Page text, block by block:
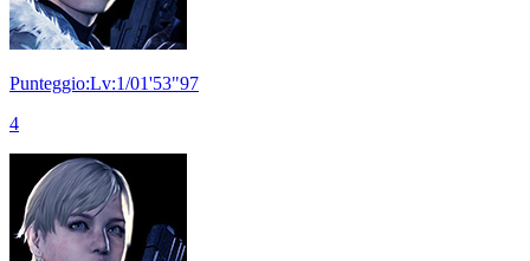
Punteggio:Lv:1/01'53"97
4